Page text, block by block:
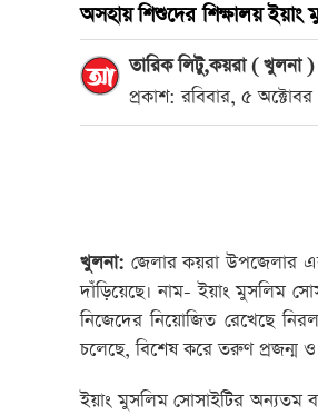
অসহায় শিশুদের শিক্ষালয় ইয়াং
তারিক লিটু,কয়রা ( খুলনা )
প্রকাশ: রবিবার, ৫
খুলনা: জেলার কয়রা উপজেলার
দাঁড়িয়েছে। নাম- ইয়াং মুসলিম
নিজেদের নিয়োজিত রেখেছে
চলেছে, বিশেষ করে তরুণ প্রজন্ম
ইয়াং মুসলিম সোসাইটির অন্যতম